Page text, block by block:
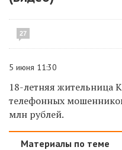
27
5 июня 11:30
18-летняя жительница
телефонных
млн рублей.
Материалы по теме